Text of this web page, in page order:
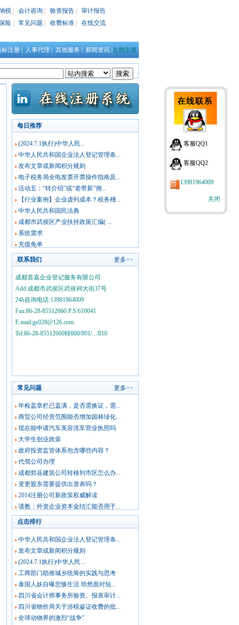
税 会计咨询 验资报告
审计报告
险 常见问题 收费标准
在线交流
标注册 人事代理 其他服务 新闻资讯
每日推荐
(2024.7.1执行)中华人民...
中华人民共和国企业法人登记管理条...
发布文章或新闻积分规则
电子税务局全电发票开票操作指南及...
活动五：“转介绍”或“老带新”佣...
【行业案例】企业虚列成本？税务稽...
中华人民共和国民法典
成都市武侯区产业扶持政策汇编( ...
系统需求
充值免单
更多>>
联系我们
成都首嘉企业登记服务有限公司
Add:成都市武侯区武侯祠大街37号
24h咨询电话:13981964009
Fax:86-28-85512660 P.S:610041
E-mail:gs028@126.com
Tel:86-28-85512660转800/801/.../810
更多>>
常见问题
年检盖章栏已盖满，是否需换证，需...
商贸公司经营范围能否增加园林绿化...
现在能申请汽车美容洗车营业执照吗
大学生创业政策
政府投资监管体系包含哪些内容？
代驾公司办理
成都郊县建筑公司转移到市区怎么办...
变更股东需要提供出资表吗？
2014注册公司新政策权威解读
请教：外资企业资本金结汇能否用于...
点击排行
中华人民共和国企业法人登记管理条...
发布文章或新闻积分规则
(2024.7.1执行)中华人民...
工商部门助推城乡统筹的实践与思考
泰国人妖自曝悲惨生活 坦然面对短...
四川省会计师事务所验资、报表审计...
四川省物价局关于涉税鉴证收费的批...
全球动物界的激烈“战争”
客服QQ1
客服QQ2
13981964009
关闭
文档主要